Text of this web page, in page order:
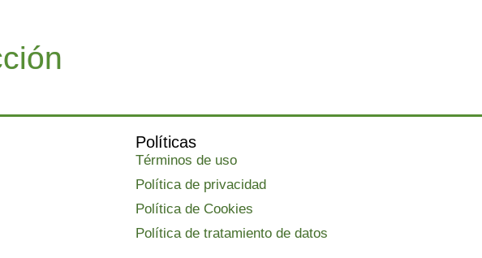
Políticas
Términos de uso
Política de privacidad
Política de Cookies
Política de tratamiento de datos